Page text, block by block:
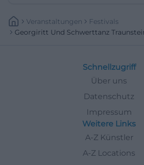
Veranstaltungen
Festivals
Georgiritt Und Schwerttanz
Schnellzugriff
Über uns
Datenschutz
Impressum
Weitere Links
A-Z Künstler
A-Z Locations